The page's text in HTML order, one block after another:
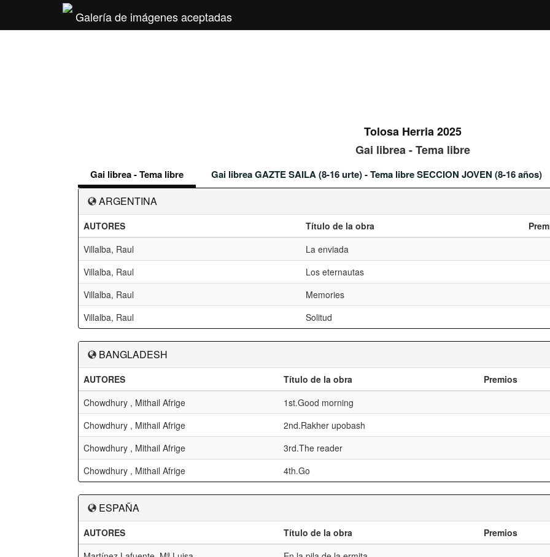
Galería de imágenes aceptadas
Tolosa Herria 2025
Gai librea - Tema libre
Gai librea - Tema libre Gai librea GAZTE SAILA (8-16 urte) - Tema libre SECCION JOVEN (8-16 años)
ARGENTINA
AUTORES Título de la obra
Villalba, Raul
La enviada
Villalba, Raul
Los eternautas
Villalba, Raul
Memories
Villalba, Raul
Solitud
BANGLADESH
AUTORES Título de la obra
Premios
Chowdhury , Mithail Afrige
1st.Good morning
Chowdhury , Mithail Afrige
2nd.Rakher upobash
Chowdhury , Mithail Afrige
3rd.The reader
Chowdhury , Mithail Afrige
4th.Go
ESPAÑA
AUTORES Título de la obra
Premios